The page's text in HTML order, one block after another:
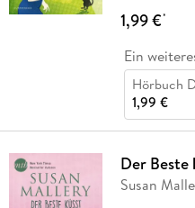
1,99 €*
Ein
Hörbuch
1,99 €
Der Beste
Susan